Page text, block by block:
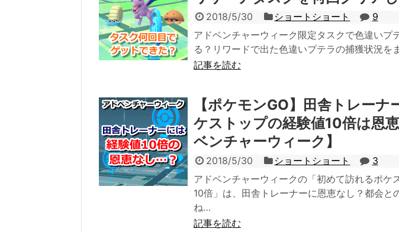
2018/5/30 ショートショート
9
アドベンチャーウィーク限定タスクで色違いプ
る？リワードで出た色違いプテラの捕獲状況を
記事を読む
【ポケモンGO】田舎トレーナ
ケストップの経験値10倍は恩
ベンチャーウィーク】
2018/5/30 ショートショート
3
アドベンチャーウィークの「初めて訪れるポケ
10倍」は、田舎トレーナーに恩恵なし？都会と
ね…
記事を読む